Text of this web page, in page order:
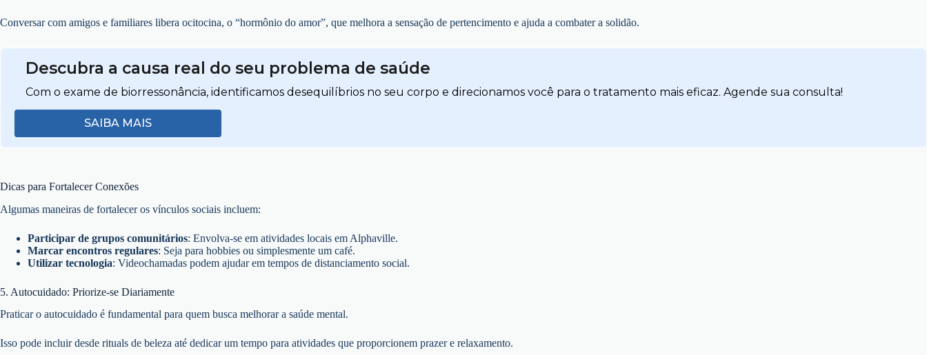
Conversar com amigos e familiares libera ocitocina, o “hormônio do amor”, que melhora a sensação de pertencimento e ajuda a combater a solidão.
Descubra a causa real do seu problema de saúde
Com o exame de biorressonância, identificamos desequilíbrios no seu corpo e direcionamos você para o tratamento mais eficaz. Agende sua consulta!
SAIBA MAIS
Dicas para Fortalecer Conexões
Algumas maneiras de fortalecer os vínculos sociais incluem:
Participar de grupos comunitários: Envolva-se em atividades locais em Alphaville.
Marcar encontros regulares: Seja para hobbies ou simplesmente um café.
Utilizar tecnologia: Videochamadas podem ajudar em tempos de distanciamento social.
5. Autocuidado: Priorize-se Diariamente
Praticar o autocuidado é fundamental para quem busca melhorar a saúde mental.
Isso pode incluir desde rituals de beleza até dedicar um tempo para atividades que proporcionem prazer e relaxamento.